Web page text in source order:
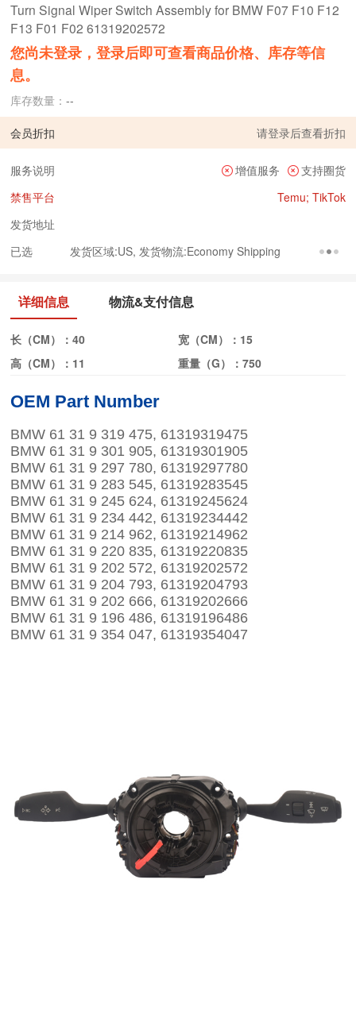
Turn Signal Wiper Switch Assembly for BMW F07 F10 F12
F13 F01 F02 61319202572
您尚未登录，登录后即可查看商品价格、库存等信
息。
库存数量：--
会员折扣 请登录后查看折扣
服务说明 增值服务
支持圈货
禁售平台
Temu; TikTok
发货地址
已选
发货区域:US, 发货物流:Economy Shipping
详细信息 物流&支付信息
长（CM）：40 宽（CM）： 15
高（CM）： 11 重量（G）： 750
OEM Part Number
BMW 61 31 9 319 475, 61319319475
BMW 61 31 9 301 905, 61319301905
BMW 61 31 9 297 780, 61319297780
BMW 61 31 9 283 545, 61319283545
BMW 61 31 9 245 624, 61319245624
BMW 61 31 9 234 442, 61319234442
BMW 61 31 9 214 962, 61319214962
BMW 61 31 9 220 835, 61319220835
BMW 61 31 9 202 572, 61319202572
BMW 61 31 9 204 793, 61319204793
BMW 61 31 9 202 666, 61319202666
BMW 61 31 9 196 486, 61319196486
BMW 61 31 9 354 047, 61319354047